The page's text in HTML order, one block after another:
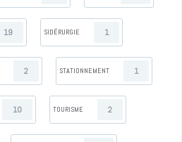
19 SIDÉRURGIE 1
2 STATIONNEMENT 1
10 TOURISME 2